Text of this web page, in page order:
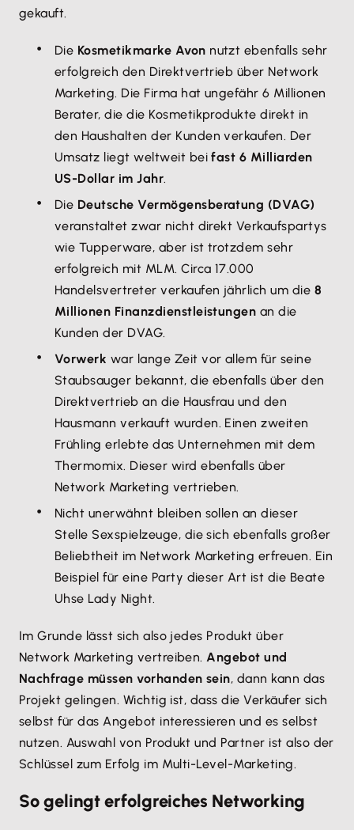
gekauft.
Die Kosmetikmarke Avon nutzt ebenfalls sehr
erfolgreich den Direktvertrieb über Network
Marketing. Die Firma hat ungefähr 6 Millionen
Berater, die die Kosmetikprodukte direkt in
den Haushalten der Kunden verkaufen. Der
Umsatz liegt weltweit beifast 6 Milliarden
US-Dollar im Jahr.
Die Deutsche Vermögensberatung (DVAG)
veranstaltet zwar nicht direkt Verkaufspartys
wie Tupperware, aber ist trotzdem sehr
erfolgreich mit MLM. Circa 17.000
Handelsvertreter verkaufen jährlich um die 8
Millionen Finanzdienstleistungen an die
Kunden der DVAG.
Vorwerk war lange Zeit vor allem für seine
Staubsauger bekannt, die ebenfalls über den
Direktvertrieb an die Hausfrau und den
Hausmann verkauft wurden. Einen zweiten
Frühling erlebte das Unternehmen mit dem
Thermomix. Dieser wird ebenfalls über
Network Marketing vertrieben.
Nicht unerwähnt bleiben sollen an dieser
Stelle Sexspielzeuge, die sich ebenfalls großer
Beliebtheit im Network Marketing erfreuen. Ein
Beispiel für eine Party dieser Art ist die Beate
Uhse Lady Night.
Im Grunde lässt sich also jedes Produkt über
Network Marketing vertreiben. Angebot und
Nachfrage müssen vorhanden sein, dann kann das
Projekt gelingen. Wichtig ist, dass die Verkäufer sich
selbst für das Angebot interessieren und es selbst
nutzen. Auswahl von Produkt und Partner ist also der
Schlüssel zum Erfolg im Multi-Level-Marketing.
So gelingt erfolgreiches Networking